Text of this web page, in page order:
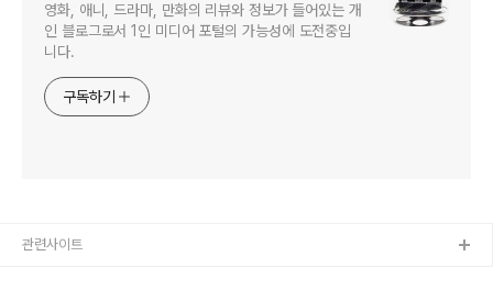
영화, 애니, 드라마, 만화의 리뷰와 정보가 들어있는 개
인 블로그로서 1인 미디어 포털의 가능성에 도전중입
니다.
구독하기
관련사이트